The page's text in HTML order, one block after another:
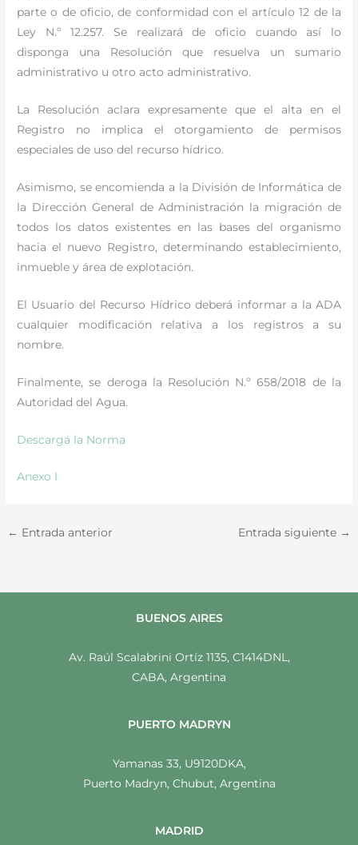
parte o de oficio, de conformidad con el artículo 12 de la
Ley N.º 12.257. Se realizará de oficio cuando así lo
disponga una Resolución que resuelva un sumario
administrativo u otro acto administrativo.
La Resolución aclara expresamente que el alta en el
Registro no implica el otorgamiento de permisos
especiales de uso del recurso hídrico.
Asimismo, se encomienda a la División de Informática de
la Dirección General de Administración la migración de
todos los datos existentes en las bases del organismo
hacia el nuevo Registro, determinando establecimiento,
inmueble y área de explotación.
El Usuario del Recurso Hídrico deberá informar a la ADA
cualquier modificación relativa a los registros a su
nombre.
Finalmente, se deroga la Resolución N.º 658/2018 de la
Autoridad del Agua.
Descargá la Norma
Anexo I
← Entrada anterior Entrada siguiente →
BUENOS AIRES
Av. Raúl Scalabrini Ortíz 1135, C1414DNL,
CABA, Argentina
PUERTO MADRYN
Yamanas 33, U9120DKA,
Puerto Madryn, Chubut, Argentina
MADRID